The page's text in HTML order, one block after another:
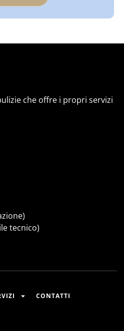
che offre i propri servizi
tecnico)
CONTATTI